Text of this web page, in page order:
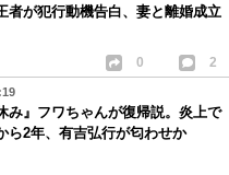
者が犯行動機告白、妻と離婚成立
0 2
み』フワちゃんが復帰説。炎上で
ら2年、有吉弘行が匂わせか